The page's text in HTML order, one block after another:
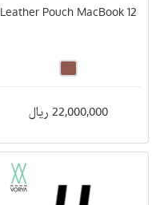
Leather Pouch MacBook 12
22,000,000 ریال